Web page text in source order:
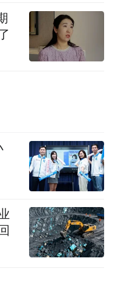
the videos,
and posted
is a social media
information storage